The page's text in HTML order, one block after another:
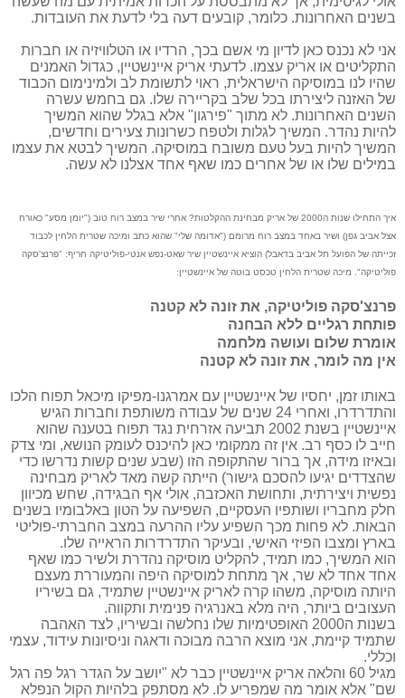
בשנים האחרונות. כלומר, קובעים דעה בלי לדעת את העובדות.
אני לא נכנס כאן לדיון מי אשם בכך, הרדיו או הטלוויזיה או חברות
התקליטים או אריק עצמו. לדעתי אריק איינשטיין, כגדול האמנים
שהיו לנו במוסיקה הישראלית, ראוי לתשומת לב ולמינימום הכבוד
של האזנה ליצירתו בכל שלב בקריירה שלו. גם בחמש עשרה
השנים האחרונות. לא מתוך "פירגון" אלא בגלל שהוא המשיך
להיות נהדר. המשיך לגלות ולטפח כשרונות צעירים וחדשים,
המשיך להיות בעל טעם משובח במוסיקה. המשיך לבטא את עצמו
במילים שלו או של אחרים כמו שאף אחד אצלנו לא עשה.
איך התחילו שנות ה2000 של אריק מבחינת ההקלטות? אחרי שיר במצב רוח טוב ("יומן מסע" כאורח
אצל אביב גפן) ושיר באחד במצב רוח מרומם ("אדומה שלי" שהוא כתב ומיכה שטרית הלחין לכבוד
זכייתה של הפועל תל אביב בדאבל) הוציא איינשטיין שיר שאט-נפש אנטי-פוליטיקה חריף: "פרנצ'סקה
פוליטיקה". מיכה שטרית הלחין טכסט בוטה של איינשטיין:
פרנצ'סקה פוליטיקה, את זונה לא קטנה
פותחת רגליים ללא הבחנה
אומרת שלום ועושה מלחמה
אין מה לומר, את זונה לא קטנה
באותו זמן, יחסיו של איינשטיין עם אמרגנו-מפיקו מיכאל תפוח הלכו
והתדרדרו, ואחרי 24 שנים של עבודה משותפת וחברות הגיש
איינשטיין בשנת 2002 תביעה אזרחית נגד תפוח בטענה שהוא
חייב לו כסף רב. אין זה ממקומי כאן להיכנס לעומק הנושא, ומי צדק
ובאיזו מידה, אך ברור שהתקופה הזו (שבע שנים קשות נדרשו כדי
שהצדדים יגיעו להסכם גישור) הייתה קשה מאד לאריק מבחינה
נפשית ויצירתית, ותחושת האכזבה, אולי אף הבגידה, שחש מכיוון
חלק מחבריו ושותפיו העסקיים, השפיעה על הטון באלבומיו בשנים
הבאות. לא פחות מכך השפיע עליו ההרעה במצב החברתי-פוליטי
בארץ ומצבו הפיזי האישי, ובעיקר התדרדרות הראייה שלו.
הוא המשיך, כמו תמיד, להקליט מוסיקה נהדרת ולשיר כמו שאף
אחד אחד לא שר, אך מתחת למוסיקה היפה והמעוררת מעצם
היותה מוסיקה, משהו קרה לאריק איינשטיין שתמיד, גם בשיריו
העצובים ביותר, היה מלא באנרגיה פנימית ותקווה.
בשנות ה2000 האופטימיות שלו נחלשה ובשיריו, לצד האהבה
שתמיד קיימת, אני מוצא הרבה מבוכה ודאגה וניסיונות עידוד, עצמי
וכללי.
מגיל 60 והלאה אריק איינשטיין כבר לא "יושב על הגדר רגל פה רגל
שם" אלא אומר מה שמפריע לו. לא מסתפק בלהיות הקול הנפלא